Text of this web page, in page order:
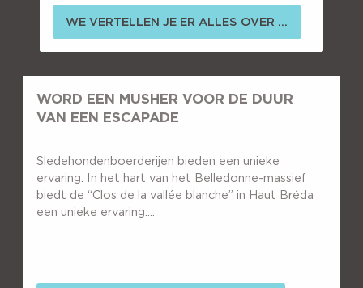
WE VERTELLEN JE ER ALLES OVER ...
WORD EEN MUSHER VOOR DE DUUR
VAN EEN ESCAPADE
Sledehondenboerderijen bieden een unieke
ervaring. In het hart van het Belledonne-massief
biedt de “Clos de la vallée blanche” in Haut Bréda
een unieke ervaring....